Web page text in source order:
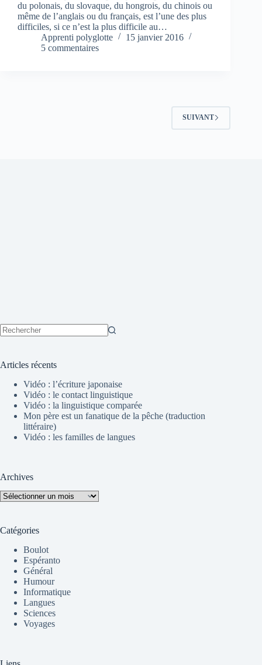
du polonais, du slovaque, du hongrois, du chinois ou
même de l’anglais ou du français, est l’une des plus
difficiles, si ce n’est la plus difficile au…
Apprenti polyglotte
15 janvier 2016
5 commentaires
SUIVANT
Articles récents
Vidéo : l’écriture japonaise
Vidéo : le contact linguistique
Vidéo : la linguistique comparée
Mon père est un fanatique de la pêche (traduction
littéraire)
Vidéo : les familles de langues
Archives
Archives
Catégories
Boulot
Espéranto
Général
Humour
Informatique
Langues
Sciences
Voyages